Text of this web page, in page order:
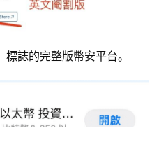
誌的完整版幣安平台。